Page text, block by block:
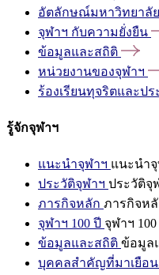
อัตลักษณ์มหาวิทยาลัย
จุฬาฯ กับความยั่งยืน
ข้อมูลและสถิติ
หน่วยงานของจุฬาฯ
ร้องเรียนทุจริตและป
รู้จักจุฬาฯ
แนะนำจุฬาฯ แนะนำ
ประวัติจุฬาฯ ประวัติจุ
ภารกิจหลัก ภารกิจห
จุฬาฯ 100 ปี จุฬาฯ 100
ข้อมูลและสถิติ ข้อมูล
บุคคลสำคัญที่มาเยือน